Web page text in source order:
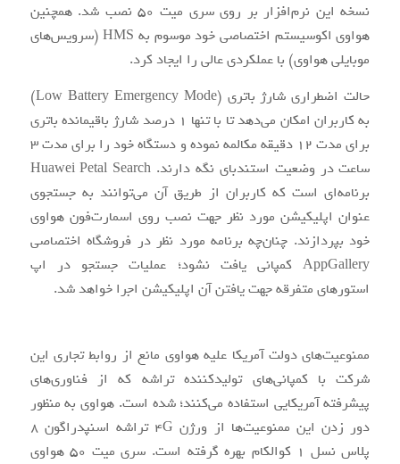
نسخه این نرم‌افزار بر روی سری میت 50 نصب شد. همچنین
هواوی اکوسیستم اختصاصی خود موسوم به HMS (سرویس‌های
موبایلی هواوی) با عملکردی عالی را ایجاد کرد.
حالت اضطراری شارژ باتری (Low Battery Emergency Mode)
به کاربران امکان می‌دهد تا با تنها 1 درصد شارژ باقیمانده باتری
برای مدت 12 دقیقه مکالمه نموده و دستگاه خود را برای مدت 3
ساعت در وضعیت استندبای نگه دارند. Huawei Petal Search
برنامه‌ای است که کاربران از طریق آن می‌توانند به جستجوی
عنوان اپلیکیشن مورد نظر جهت نصب روی اسمارت‌فون هواوی
خود بپردازند. چنان‌چه برنامه مورد نظر در فروشگاه اختصاصی
AppGallery کمپانی یافت نشود؛ عملیات جستجو در اپ
استورهای متفرقه جهت یافتن آن اپلیکیشن اجرا خواهد شد.
ممنوعیت‌های دولت آمریکا علیه هواوی مانع از روابط تجاری این
شرکت با کمپانی‌های تولیدکننده تراشه که از فناوری‌های
پیشرفته آمریکایی استفاده می‌کنند؛ شده است. هواوی به منظور
دور زدن این ممنوعیت‌ها از ورژن 4G تراشه اسنپدراگون 8
پلاس نسل 1 کوالکام بهره گرفته است. سری میت 50 هواوی